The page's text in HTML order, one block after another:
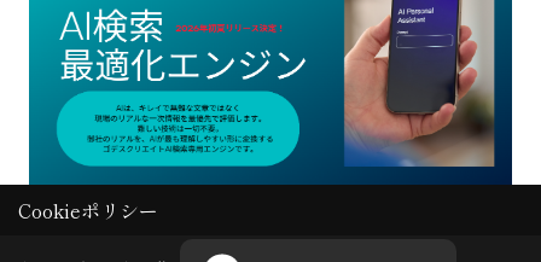
Cookieポリシー